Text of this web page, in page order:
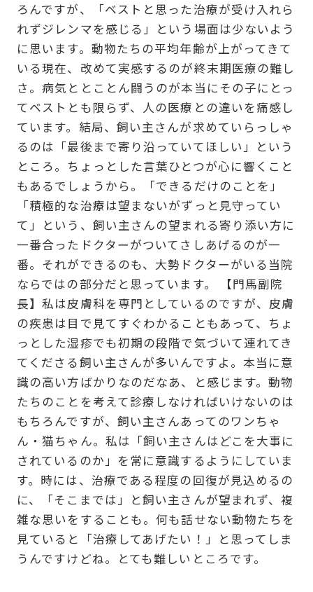
ろんですが、「ベストと思った治療が受け入れら
れずジレンマを感じる」という場面は少ないよう
に思います。動物たちの平均年齢が上がってきて
いる現在、改めて実感するのが終末期医療の難し
さ。病気ととことん闘うのが本当にその子にとっ
てベストとも限らず、人の医療との違いを痛感し
ています。結局、飼い主さんが求めていらっしゃ
るのは「最後まで寄り沿っていてほしい」という
ところ。ちょっとした言葉ひとつが心に響くこと
もあるでしょうから。「できるだけのことを」
「積極的な治療は望まないがずっと見守ってい
て」という、飼い主さんの望まれる寄り添い方に
一番合ったドクターがついてさしあげるのが一
番。それができるのも、大勢ドクターがいる当院
ならではの部分だと思っています。 【門馬副院
長】私は皮膚科を専門としているのですが、皮膚
の疾患は目で見てすぐわかることもあって、ちょ
っとした湿疹でも初期の段階で気づいて連れてき
てくださる飼い主さんが多いんですよ。本当に意
識の高い方ばかりなのだなあ、と感じます。動物
たちのことを考えて診療しなければいけないのは
もちろんですが、飼い主さんあってのワンちゃ
ん・猫ちゃん。私は「飼い主さんはどこを大事に
されているのか」を常に意識するようにしていま
す。時には、治療である程度の回復が見込めるの
に、「そこまでは」と飼い主さんが望まれず、複
雑な思いをすることも。何も話せない動物たちを
見ていると「治療してあげたい！」と思ってしま
うんですけどね。とても難しいところです。